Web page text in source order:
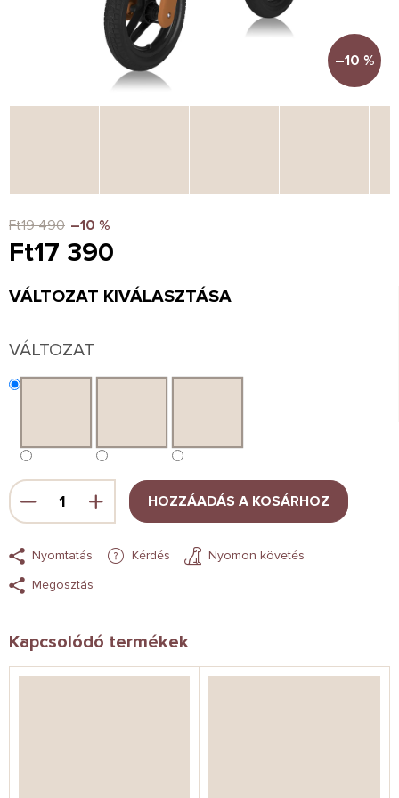
–10 %
Ft19 490 –10 %
Ft17 390
Egységár:
VÁLTOZAT KIVÁLASZTÁSA
VÁLTOZAT
HOZZÁADÁS A KOSÁRHOZ
Nyomtatás Kérdés
Nyomon követés
Megosztás
Kapcsolódó termékek